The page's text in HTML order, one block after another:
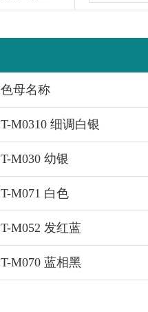
色母名称
T-M0310 细调白银
T-M030 幼银
T-M071 白色
T-M052 发红蓝
T-M070 蓝相黑